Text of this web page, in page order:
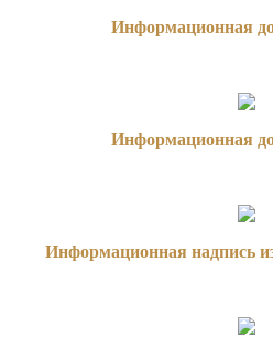
Информационная
Информационная
Информационная надпись